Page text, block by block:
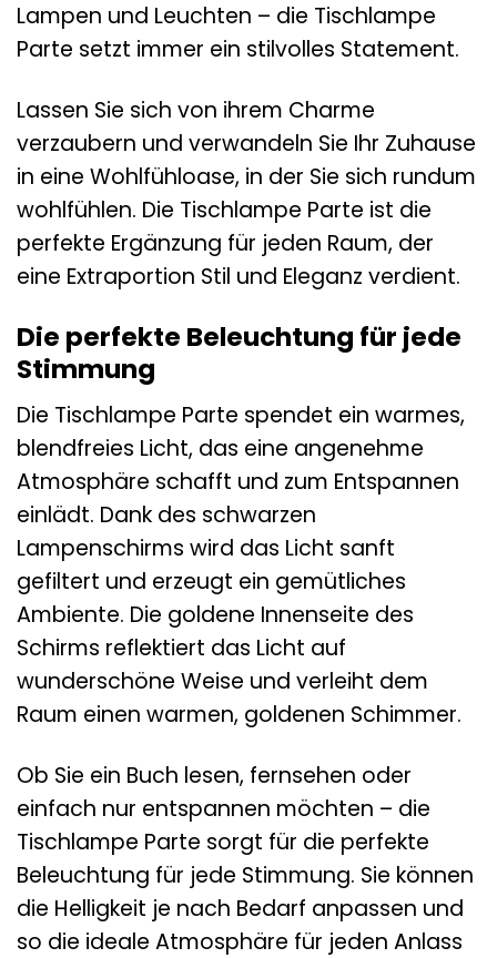
Lampen und Leuchten – die Tischlampe
Parte setzt immer ein stilvolles Statement.
Lassen Sie sich von ihrem Charme
verzaubern und verwandeln Sie Ihr Zuhause
in eine Wohlfühloase, in der Sie sich rundum
wohlfühlen. Die Tischlampe Parte ist die
perfekte Ergänzung für jeden Raum, der
eine Extraportion Stil und Eleganz verdient.
Die perfekte Beleuchtung für jede
Stimmung
Die Tischlampe Parte spendet ein warmes,
blendfreies Licht, das eine angenehme
Atmosphäre schafft und zum Entspannen
einlädt. Dank des schwarzen
Lampenschirms wird das Licht sanft
gefiltert und erzeugt ein gemütliches
Ambiente. Die goldene Innenseite des
Schirms reflektiert das Licht auf
wunderschöne Weise und verleiht dem
Raum einen warmen, goldenen Schimmer.
Ob Sie ein Buch lesen, fernsehen oder
einfach nur entspannen möchten – die
Tischlampe Parte sorgt für die perfekte
Beleuchtung für jede Stimmung. Sie können
die Helligkeit je nach Bedarf anpassen und
so die ideale Atmosphäre für jeden Anlass